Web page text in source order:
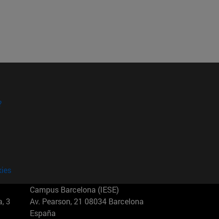
3
Campus Barcelona (IESE)
Av. Pearson, 21 08034 Barcelona
España